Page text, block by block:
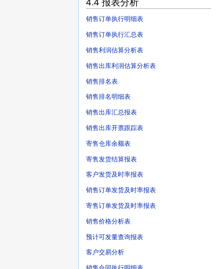
销售订单执行明细表
销售订单执行汇总表
销售利润估算分析表
销售出库利润估算分析表
销售排名表
销售排名明细表
销售出库汇总报表
销售出库开票跟踪表
寄售仓库余额表
寄售发货结算报表
客户发货及时率报表
销售订单发货及时率报表
寄售订单发货及时率报表
销售价格分析表
预计可发量查询报表
客户交易分析